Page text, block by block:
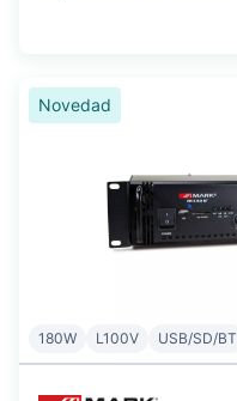
Novedad
180W L100V USB/SD/BT